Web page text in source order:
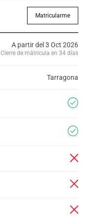
Matricularme
A partir del 3 Oct 2026
Cierre de mátricula en 34 días
Tarragona